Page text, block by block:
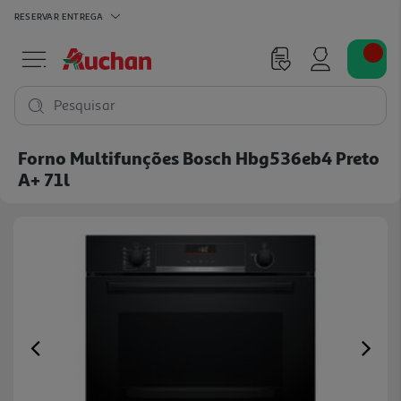
RESERVAR ENTREGA
Pesquisar
Forno Multifunções Bosch Hbg536eb4 Preto
A+ 71l
Previous